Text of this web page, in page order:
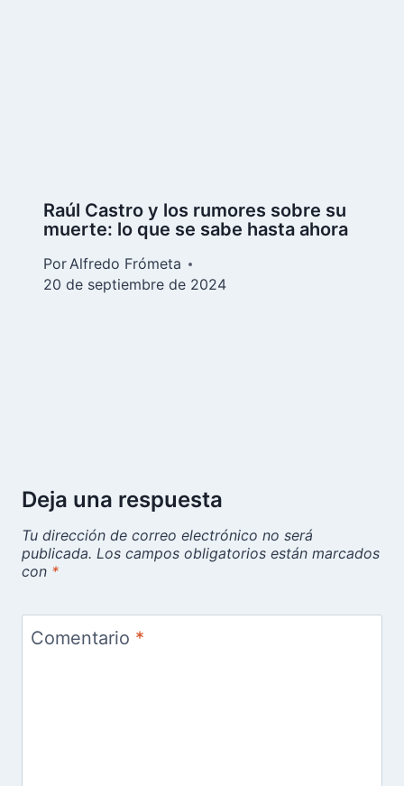
Raúl Castro y los rumores sobre su
muerte: lo que se sabe hasta ahora
PorAlfredo Frómeta
20 de septiembre de 2024
Deja una respuesta
Tu dirección de correo electrónico no será
publicada. Los campos obligatorios están marcados
con *
Comentario *